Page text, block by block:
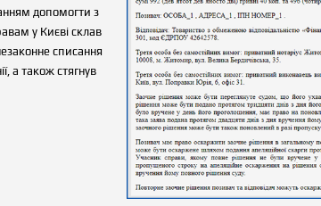
допомогти з
у Києві склав
списання
а також стягнув